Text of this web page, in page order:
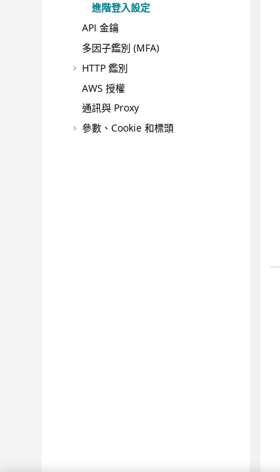
進階登入設定
API 金鑰
多因子鑑別 (MFA)
HTTP 鑑別
AWS 授權
通訊與 Proxy
參數、Cookie 和標頭